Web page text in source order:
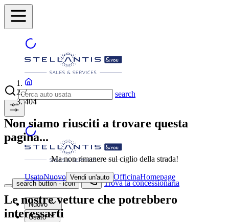
search
search button - icon Trova la concessionaria
Nuovo
Usato
/
404
Non siamo riusciti a trovare questa
pagina...
Ma non rimanere sul ciglio della strada!
UsatoNuovo Vendi un'auto OfficinaHomepage
Le nostre vetture che potrebbero
interessarti